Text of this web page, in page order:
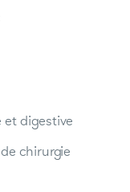
et digestive
chirurgie